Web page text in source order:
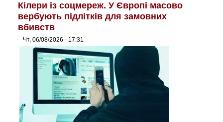
Кілери із соцмереж. У Європі масово
вербують підлітків для замовних
вбивств
Чт, 06/08/2026 - 17:31